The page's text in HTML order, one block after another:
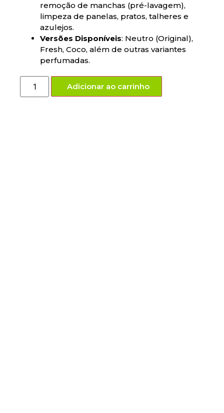
remoção de manchas (pré-lavagem),
limpeza de panelas, pratos, talheres e
azulejos.
Versões Disponíveis: Neutro (Original),
Fresh, Coco, além de outras variantes
perfumadas.
Adicionar ao carrinho